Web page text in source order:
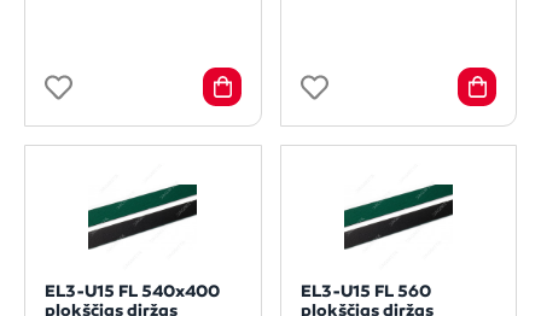
EL3-U15 FL 540x400
plokščias diržas
EL3-U15 FL 560
plokščias diržas